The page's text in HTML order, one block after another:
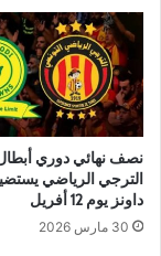
نصف نهائي دوري أبطال
الترجي الرياضي
داونز يوم 12 أفريل
30 مارس 2026